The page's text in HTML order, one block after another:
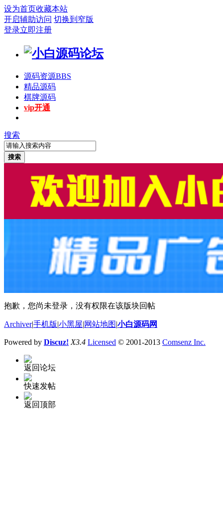
设为首页收藏本站
开启辅助访问 切换到窄版
登录立即注册
源码资源BBS
精品源码
棋牌源码
vip开通
搜索
搜索
抱歉，您尚未登录，没有权限在该版块回帖
Archiver|手机版 小黑屋 网站地图 小白源码网
Powered by Discuz! X3.4 Licensed © 2001-2013 Comsenz Inc.
返回论坛
快速发帖
返回顶部